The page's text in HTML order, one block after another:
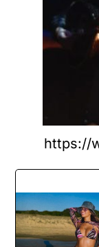
https://